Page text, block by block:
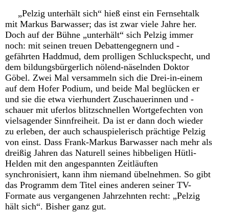
„Pelzig unterhält sich“ hieß einst ein Fernsehtalk
mit Markus Barwasser; das ist zwar viele Jahre her.
Doch auf der Bühne „unterhält“ sich Pelzig immer
noch: mit seinen treuen Debattengegnern und -
gefährten Haddmud, dem prolligen Schluckspecht, und
dem bildungsbürgerlich nölend-näselnden Doktor
Göbel. Zwei Mal versammeln sich die Drei-in-einem
auf dem Hofer Podium, und beide Mal beglücken er
und sie die etwa vierhundert Zuschauerinnen und -
schauer mit uferlos blitzschnellen Wortgefechten von
vielsagender Sinnfreiheit. Da ist er dann doch wieder
zu erleben, der auch schauspielerisch prächtige Pelzig
von einst. Dass Frank-Markus Barwasser nach mehr als
dreißig Jahren das Naturell seines hibbeligen Hütli-
Helden mit den angespannten Zeitläuften
synchronisiert, kann ihm niemand übelnehmen. So gibt
das Programm dem Titel eines anderen seiner TV-
Formate aus vergangenen Jahrzehnten recht: „Pelzig
hält sich“. Bisher ganz gut.